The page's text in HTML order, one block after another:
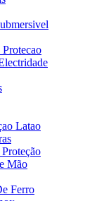
Latao
Mão
Ferro